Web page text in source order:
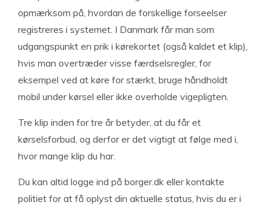
opmærksom på, hvordan de forskellige forseelser
registreres i systemet. I Danmark får man som
udgangspunkt en prik i kørekortet (også kaldet et klip),
hvis man overtræder visse færdselsregler, for
eksempel ved at køre for stærkt, bruge håndholdt
mobil under kørsel eller ikke overholde vigepligten.
Tre klip inden for tre år betyder, at du får et
kørselsforbud, og derfor er det vigtigt at følge med i,
hvor mange klip du har.
Du kan altid logge ind på borger.dk eller kontakte
politiet for at få oplyst din aktuelle status, hvis du er i